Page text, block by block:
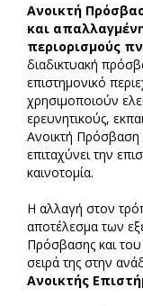
Ανοικτή
και
περιορισμούς
διαδικτυακή
επιστημονικό
χρησιμοποιούν
ερευνητικούς,
Ανοικτή Πρόσβαση
επιταχύνει την
καινοτομία.
Η αλλαγή στον
αποτέλεσμα των
Πρόσβασης και
σειρά της στην
Ανοικτής